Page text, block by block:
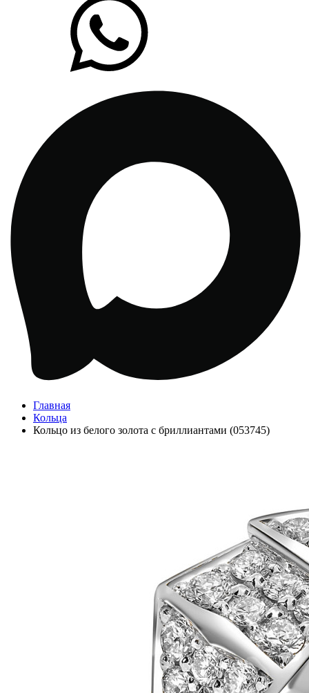
Главная
Кольца
Кольцо из белого золота с бриллиантами (053745)